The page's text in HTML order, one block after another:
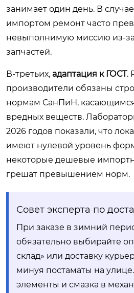
занимает один день. В
импортом ремонт часто
невыполнимую миссию из-за
запчастей.
В-третьих, адаптация к ГОСТ.
производители обязаны
нормам СанПиН,
вредных веществ.
2026 годов показали, что
имеют нулевой уровень
некоторые дешевые
грешат превышением норм.
Совет эксперта по
При заказе в зимний
обязательно выбирайте
склад» или доставку
минуя постаматы на
элементы и смазка в